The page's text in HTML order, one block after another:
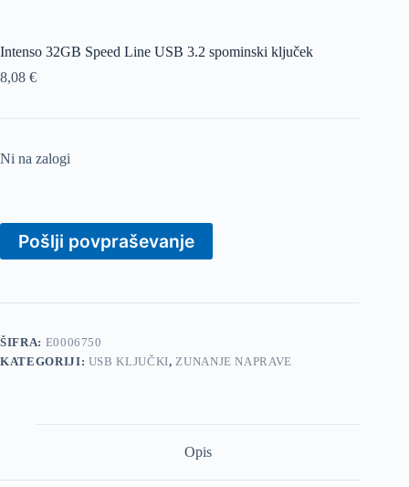
Intenso 32GB Speed Line USB 3.2 spominski ključek
8,08 €
Ni na zalogi
Pošlji povpraševanje
ŠIFRA: E0006750
KATEGORIJI: USB KLJUČKI,ZUNANJE NAPRAVE
Opis